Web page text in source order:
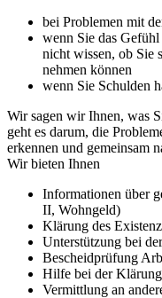
bei Problemen mit
wenn Sie das
nicht wissen, ob Sie
nehmen können
wenn Sie Schulden
Wir sagen wir Ihnen, was
geht es darum, die
erkennen und gemeinsam
Wir bieten Ihnen
Informationen über
II, Wohngeld)
Klärung des
Unterstützung bei
Bescheidprüfung
Hilfe bei der
Vermittlung an